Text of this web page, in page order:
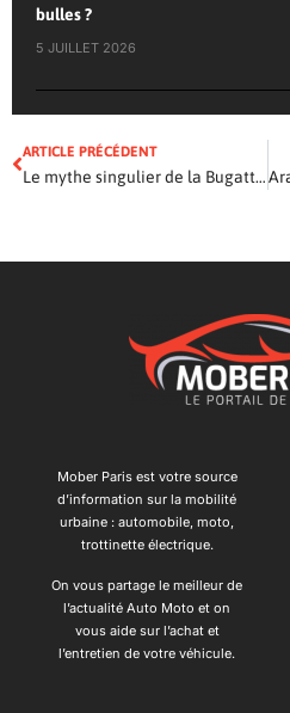
bulles ?
5 JUILLET 2026
ARTICLE PRÉCÉDENT
Le mythe singulier de la Bugatti Type 57SC Atlantic : luxe et rareté incarnée
Mober Paris est votre source
d’information sur la mobilité
urbaine : automobile, moto,
trottinette électrique.
On vous partage le meilleur de
l’actualité Auto Moto et on
vous aide sur l’achat et
l’entretien de votre véhicule.